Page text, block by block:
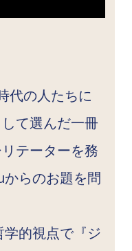
代の人たちに
て選んだ一冊
テーターを務
らのお題を問
学的視点で『ジ